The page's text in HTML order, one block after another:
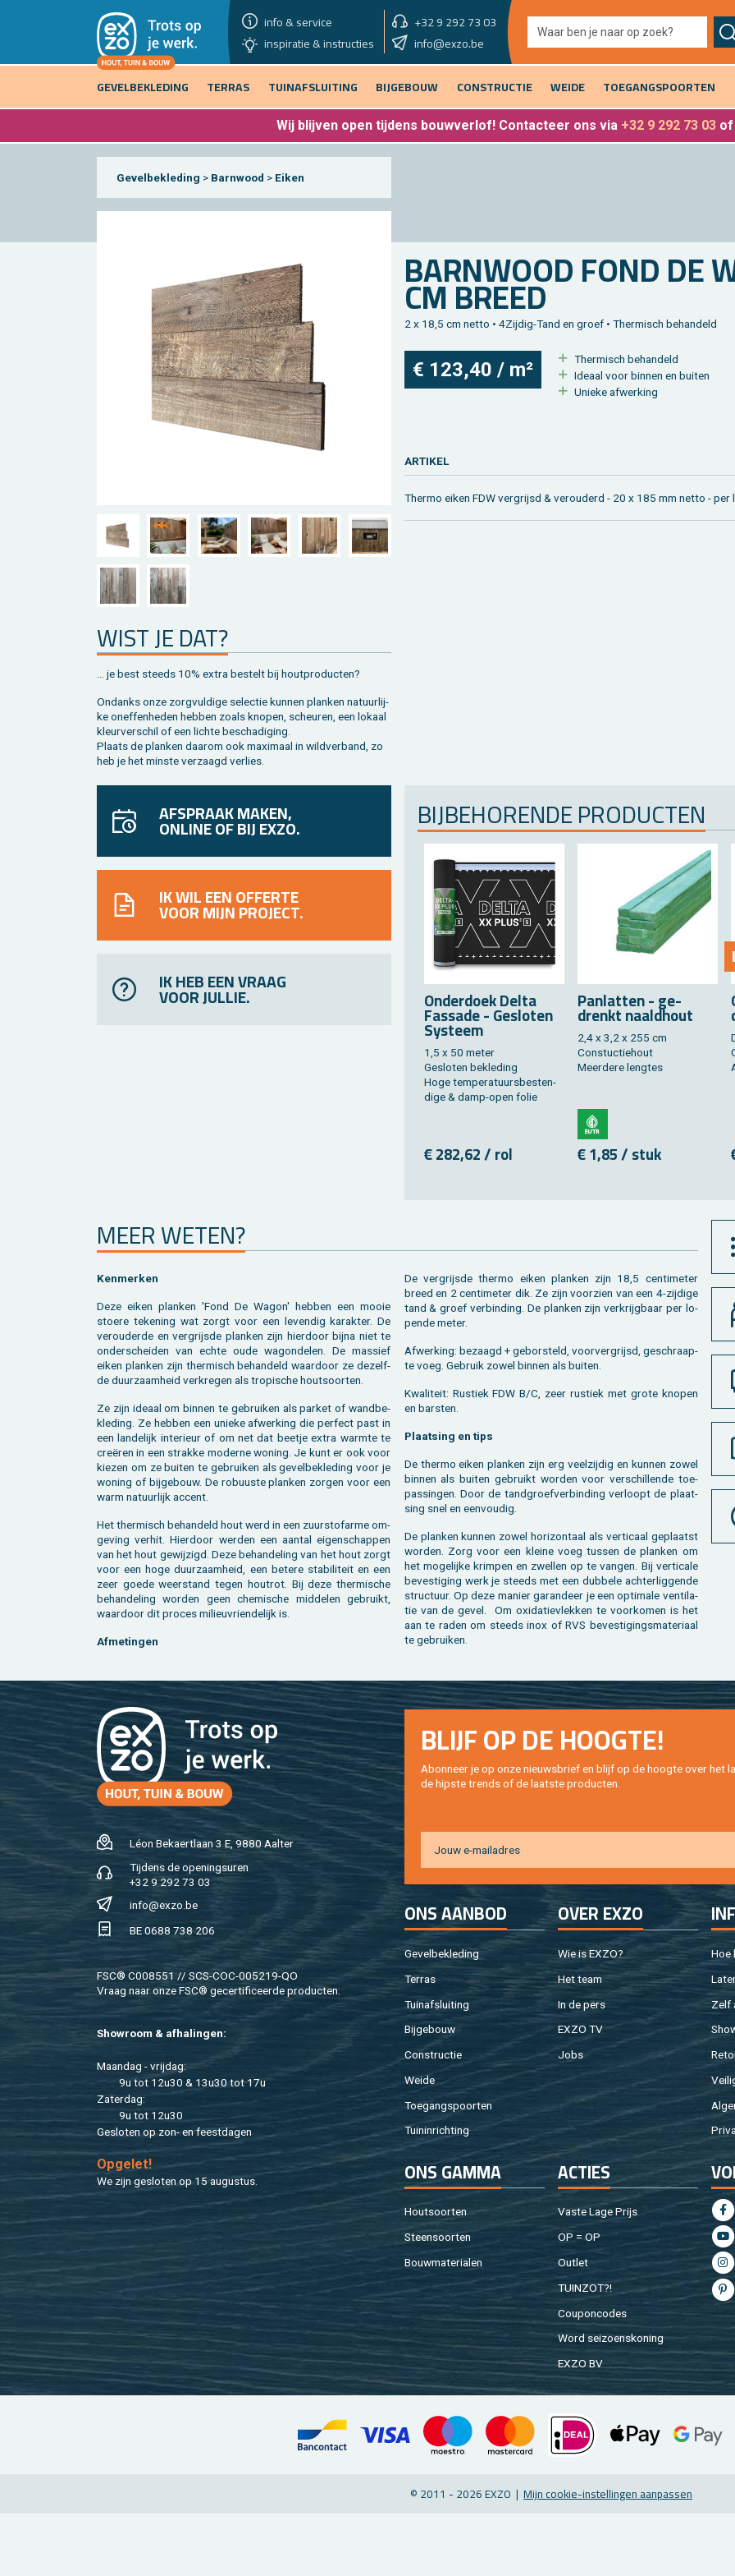
info & service +32 9 292 73 03
showroom vandaag
inspiratie & instructies
info@exzo.be 9u - 12u30 & 13u30 - 17u
GEVELBEKLEDING
TERRAS TUINAFSLUITING BIJGEBOUW CONSTRUCTIE WEIDE TOEGANGSPOORTEN
Wij blijven open tijdens bouwverlof! Contacteer ons via +32 9 292 73 03 of
Gevelbekleding > Barnwood > Eiken
WIST JE DAT?
... je best steeds 10% extra be­stelt bij hout­pro­duc­ten?
On­danks onze zorg­vul­di­ge se­lec­tie kun­nen plan­ken na­tuur­lij­
ke on­ef­fen­he­den heb­ben zoals kno­pen, scheu­ren, een lo­kaal
kleur­ver­schil of een lich­te be­scha­di­ging.
Plaats de plan­ken daar­om ook maxi­maal in wild­ver­band, zo
heb je het min­ste ver­zaagd ver­lies.
BARN­WOOD FOND DE
CM BREED
2 x 18,5 cm netto • 4Zij­dig-Tand en groef • Ther­misch be­han­deld
€ 123,40 / m²
Ther­misch be­han­deld
Ide­aal voor bin­nen en bui­ten
Unie­ke af­wer­king
AR­TI­KEL
Ther­mo eiken FDW ver­grijsd & ver­ou­derd - 20 x 185 mm netto - per
AFSPRAAK MAKEN,
ONLINE OF BIJ EXZO.
IK WIL EEN OFFERTE
VOOR MIJN PROJECT.
IK HEB EEN VRAAG
VOOR JULLIE.
BIJ­BE­HO­REN­DE PRO­DUC­TEN
On­der­doek Delta
Fas­sa­de - Ge­slo­ten
Sys­teem
1,5 x 50 meter
Ge­slo­ten be­kle­ding
Hoge tem­pe­ra­tuurs­be­sten­
di­ge & damp-open folie
€ 282,62 / rol
Pan­lat­ten - ge­
drenkt naald­hout
2,4 x 3,2 x 255 cm
Constuc­tie­hout
Meer­de­re leng­tes
€ 1,85 / stuk
MEER WETEN?
Ken­mer­ken
Deze eiken plan­ken 'Fond De Wagon' heb­ben een mooie
stoe­re te­ke­ning wat zorgt voor een le­ven­dig ka­rak­ter. De
ver­ou­der­de en ver­grijs­de plan­ken zijn hier­door bijna niet te
on­der­schei­den van echte oude wa­gon­de­len. De mas­sief
eiken plan­ken zijn ther­misch be­han­deld waar­door ze de­zelf­
de duur­zaam­heid ver­kre­gen als tro­pi­sche hout­soor­ten.
Ze zijn ide­aal om bin­nen te ge­brui­ken als par­ket of wand­be­
kle­ding. Ze heb­ben een unie­ke af­wer­king die per­fect past in
een lan­de­lijk in­te­ri­eur of om net dat beet­je extra warm­te te
creëren in een strak­ke mo­der­ne wo­ning. Je kunt er ook voor
kie­zen om ze bui­ten te ge­brui­ken als ge­vel­be­kle­ding voor je
wo­ning of bij­ge­bouw. De ro­buus­te plan­ken zor­gen voor een
warm na­tuur­lijk ac­cent.
Het ther­misch be­han­deld hout werd in een zuur­stof­ar­me om­
ge­ving ver­hit. Hier­door wer­den een aan­tal ei­gen­schap­pen
van het hout ge­wij­zigd. Deze be­han­de­ling van het hout zorgt
voor een hoge duur­zaam­heid, een be­te­re sta­bi­li­teit en een
zeer goede weer­stand tegen hout­rot. Bij deze ther­mi­sche
be­han­de­ling wor­den geen che­mi­sche mid­de­len ge­bruikt,
waar­door dit pro­ces mi­li­eu­vrien­de­lijk is.
Af­me­tin­gen
De ver­grijs­de ther­mo eiken plan­ken zijn 18,5 cen­ti­me­ter
breed en 2 cen­ti­me­ter dik. Ze zijn voor­zien van een 4-zij­di­ge
tand & groef ver­bin­ding. De plan­ken zijn ver­krijg­baar per lo­
pen­de meter.
Af­wer­king: be­zaagd + ge­bor­steld, voor­ver­grijsd, ge­schraap­
te voeg. Ge­bruik zowel bin­nen als bui­ten.
Kwa­li­teit: Rus­tiek FDW B/C, zeer rus­tiek met grote kno­pen
en bar­sten.
Plaat­sing en tips
De ther­mo eiken plan­ken zijn erg veel­zij­dig en kun­nen zowel
bin­nen als bui­ten ge­bruikt wor­den voor ver­schil­len­de toe­
pas­sin­gen. Door de tand­groef­ver­bin­ding ver­loopt de plaat­
sing snel en een­vou­dig.
De plan­ken kun­nen zowel ho­ri­zon­taal als ver­ti­caal ge­plaatst
wor­den. Zorg voor een klei­ne voeg tus­sen de plan­ken om
het mo­ge­lij­ke krim­pen en zwel­len op te van­gen. Bij ver­ti­ca­le
be­ves­ti­ging werk je steeds met een dub­be­le ach­ter­lig­gen­de
struc­tuur. Op deze ma­nier ga­ran­deer je een op­ti­ma­le ven­ti­la­
tie van de gevel. Om oxi­da­tie­vlek­ken te voor­ko­men is het
aan te raden om steeds inox of RVS be­ves­ti­gings­ma­te­ri­aal
te ge­brui­ken.
Léon Be­kaert­laan 3 E, 9880 Aal­ter
Tij­dens de ope­nings­uren
+32 9 292 73 03
info@​exzo.​be
BE 0688 738 206
FSC® C008551 // SCS-COC-005219-QO
Vraag naar onze FSC® ge­cer­ti­fi­ceer­de pro­duc­ten.
Show­room & af­ha­lin­gen:
Maan­dag - vrij­dag:
9u tot 12u30 & 13u30 tot 17u
Za­ter­dag:
9u tot 12u30
Ge­slo­ten op zon- en feest­da­gen
Op­ge­let!
We zijn ge­slo­ten op 15 au­gus­tus.
BLIJF OP DE HOOG­TE!
Abon­neer je op onze nieuws­brief en blijf op de hoog­te over het
de hip­s­te trends of de laat­ste pro­duc­ten.
ONS AAN­BOD
Ge­vel­be­kle­ding
Ter­ras
Tuin­af­slui­ting
Bij­ge­bouw
Con­struc­tie
Weide
Toe­gangs­poor­ten
Tuin­in­rich­ting
OVER EXZO
Wie is EXZO?
Het team
In de pers
EXZO TV
Jobs
Hoe
Zelf
ONS GAMMA
Hout­soor­ten
Steen­soor­ten
Bouw­ma­te­ri­a­len
AC­TIES
Vaste Lage Prijs
OP = OP
Out­let
TUIN­ZOT?!
Cou­pon­co­des
Word sei­zoens­ko­ning
EXZO BV
© 2011 - 2026 EXZO | Mijn coo­kie-in­stel­lin­gen aan­pas­sen